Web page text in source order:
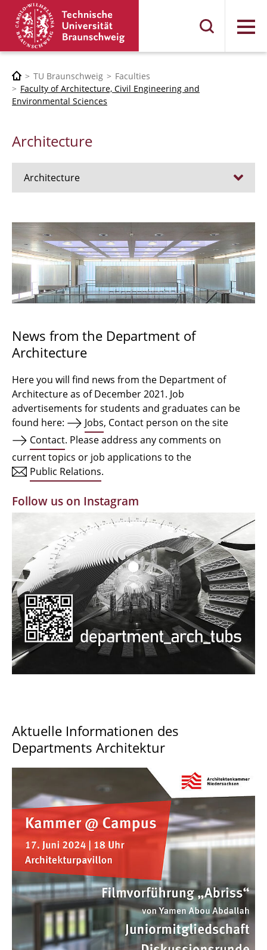
Menu
TU Braunschweig
Faculties
Faculty of Architecture, Civil Engineering and
Environmental Sciences
Architecture
Architecture
Admission procedure 2024
Bachelor Architecture
Bachelor Architecture+
Qualification profile
Semester Programme
Internationales
Facilities
Alumni | cloud club
Documents and Downloads
News from the Department of
Architecture
Here you will find news from the Department of
Architecture as of December 2021. Job
advertisements for students and graduates can be
found here:
Jobs, Contact person on the site
Contact. Please address any comments on
current topics or job applications to the
Public Relations.
Follow us on Instagram
Aktuelle Informationen des
Departments Architektur